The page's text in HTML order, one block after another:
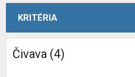
KRITÉRIA
Čivava (4)